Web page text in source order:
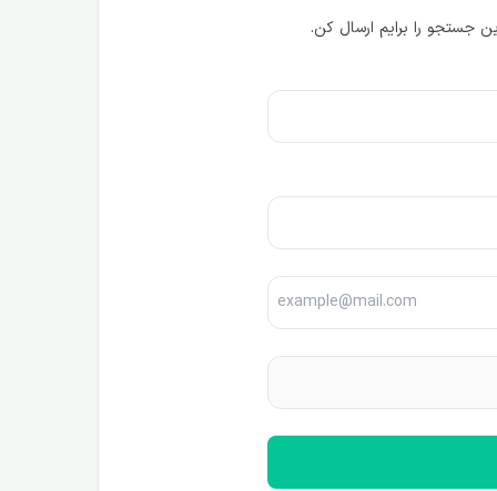
جستجو را برایم ارسال کن.